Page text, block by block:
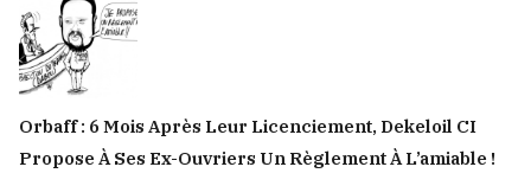
Orbaff : 6 Mois Après Leur Licenciement, Dekeloil CI
Propose À Ses Ex-Ouvriers Un Règlement À L’amiable !